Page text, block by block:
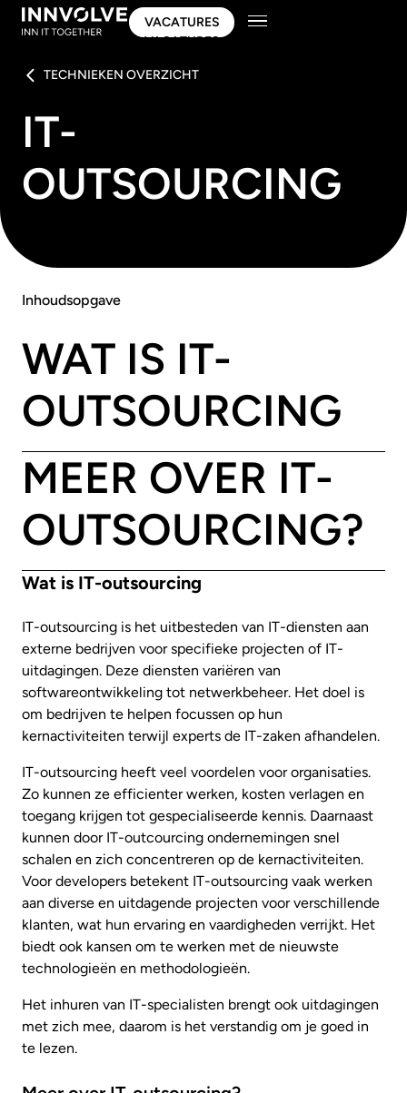
VACATURES
VACATURES
TECHNIEKEN OVERZICHT
IT-
OUTSOURCING
Inhoudsopgave
WAT IS IT-
OUTSOURCING
MEER OVER IT-
OUTSOURCING?
Wat is IT-outsourcing
IT-outsourcing is het uitbesteden van IT-diensten aan
externe bedrijven voor specifieke projecten of IT-
uitdagingen. Deze diensten variëren van
softwareontwikkeling tot netwerkbeheer. Het doel is
om bedrijven te helpen focussen op hun
kernactiviteiten terwijl experts de IT-zaken afhandelen.
IT-outsourcing heeft veel voordelen voor organisaties.
Zo kunnen ze efficienter werken, kosten verlagen en
toegang krijgen tot gespecialiseerde kennis. Daarnaast
kunnen door IT-outcourcing ondernemingen snel
schalen en zich concentreren op de kernactiviteiten.
Voor developers betekent IT-outsourcing vaak werken
aan diverse en uitdagende projecten voor verschillende
klanten, wat hun ervaring en vaardigheden verrijkt. Het
biedt ook kansen om te werken met de nieuwste
technologieën en methodologieën.
Het inhuren van IT-specialisten brengt ook uitdagingen
met zich mee, daarom is het verstandig om je goed in
te lezen.